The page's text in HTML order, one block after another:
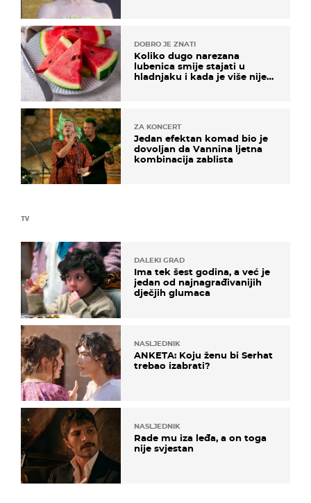
TV
DALEKI GRAD
Ima tek šest godina, a već je
jedan od najnagrađivanijih
dječjih glumaca
NASLJEDNIK
ANKETA: Koju ženu bi Serhat
trebao izabrati?
NASLJEDNIK
Rade mu iza leđa, a on toga
nije svjestan
DOBRO JE ZNATI
Koliko dugo narezana
lubenica smije stajati u
hladnjaku i kada je više nije
ZA KONCERT
Jedan efektan komad bio je
dovoljan da Vannina ljetna
kombinacija zablista